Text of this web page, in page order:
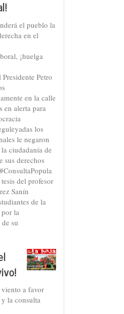
el pueblo la
en el
¡huelga
Petro
en la calle
en alerta para
los
le negaron
ciudadanía de
sus derechos
del profesor
Sanín
de la
la
su
a favor
la consulta